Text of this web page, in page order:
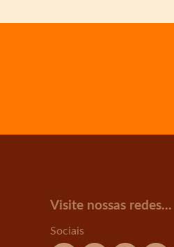
Visite nossas redes...
Sociais